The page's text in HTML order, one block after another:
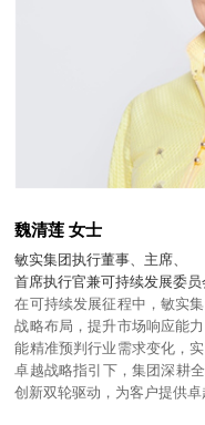
魏清莲 女士
敏实集团执行董事、主席、
首席执行官兼可持续发展委
在可持续发展征程中，敏实
战略布局，提升市场响应能
能精准预判行业需求变化，
卓越战略指引下，集团深耕
创新双轮驱动，为客户提供